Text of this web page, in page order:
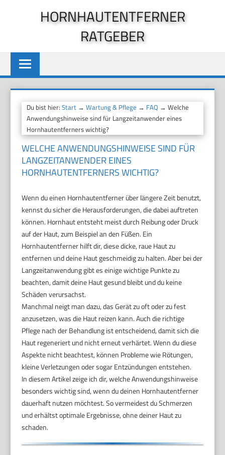
HORNHAUTENTFERNER
RATGEBER
Du bist hier:Start →Wartung & Pflege → FAQ → Welche
Anwendungshinweise sind für Langzeitanwender eines
Hornhautentferners wichtig?
WELCHE ANWENDUNGSHINWEISE SIND FÜR
LANGZEITANWENDER EINES
HORNHAUTENTFERNERS WICHTIG?
Wenn du einen Hornhautentferner über längere Zeit benutzt,
kennst du sicher die Herausforderungen, die dabei auftreten
können. Hornhaut entsteht meist durch Reibung oder Druck
auf der Haut, zum Beispiel an den Füßen. Ein
Hornhautentferner hilft dir, diese dicke, raue Haut zu
entfernen und deine Haut geschmeidig zu halten. Aber bei der
Langzeitanwendung gibt es einige wichtige Punkte zu
beachten, damit deine Haut gesund bleibt und du keine
Schäden verursachst.
Manchmal neigt man dazu, das Gerät zu oft oder zu fest
anzusetzen, was die Haut reizen kann. Auch die richtige
Pflege nach der Behandlung ist entscheidend, damit sich die
Haut regeneriert und nicht erneut verhärtet. Wenn du diese
Aspekte nicht beachtest, können Probleme wie Rötungen,
kleine Verletzungen oder sogar Entzündungen entstehen.
In diesem Artikel zeige ich dir, welche Anwendungshinweise
besonders wichtig sind, wenn du deinen Hornhautentferner
dauerhaft nutzen möchtest. So vermeidest du Schmerzen
und erhältst optimale Ergebnisse, ohne deiner Haut zu
schaden.